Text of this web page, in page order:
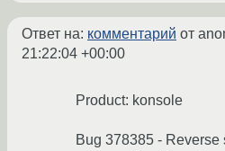
Ответ на: комментарий от
21:22:04 +00:00
Product: konsole
Bug 378385 -